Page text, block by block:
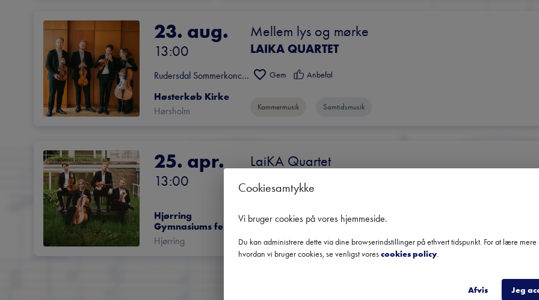
23. aug.
13:00
Rudersdal Sommerkoncerter
Høsterkøb Kirke
Hørsholm
Mellem lys og mørke
LAIKA QUARTET
Gem Anbefal
Kammermusik Samtidsmusik
25. apr.
13:00
Hjørring
Gymnasiums festsal
Hjørring
LaiKA Quartet
Kammermusik
Cookiesamtykke
Vi bruger cookies på vores hjemmeside.
Du kan administrere dette via dine browserindstillinger på ethvert tidspunkt. For at lære mere
hvordan vi bruger cookies, se venligst vorescookies policy.
Afvis Jeg